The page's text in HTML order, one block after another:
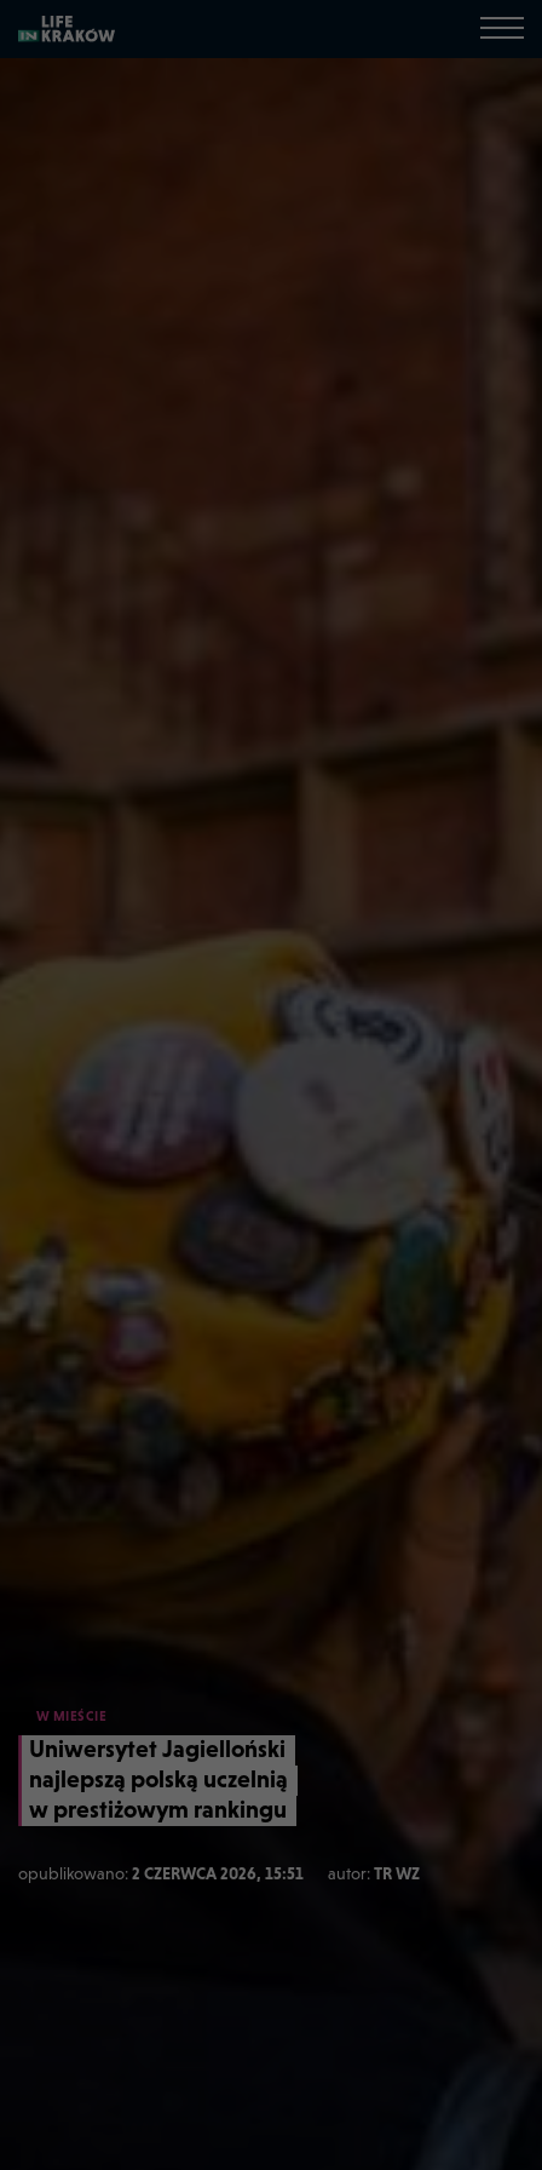
W MIEŚCIE
Uniwersytet Jagielloński
najlepszą polską uczelnią
w prestiżowym rankingu
opublikowano:2 CZERWCA 2026, 15:51 autor:TR WZ